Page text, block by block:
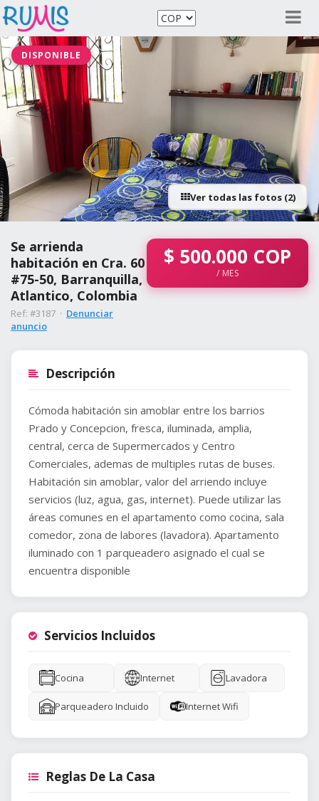
DISPONIBLE
Ver todas las fotos (2)
Se arrienda
habitación en Cra. 60
#75-50, Barranquilla,
Atlantico, Colombia
Ref: #3187 · Denunciar
anuncio
$ 500.000 COP
/ MES
Descripción
Cómoda habitación sin amoblar entre los barrios
Prado y Concepcion, fresca, iluminada, amplia,
central, cerca de Supermercados y Centro
Comerciales, ademas de multiples rutas de buses.
Habitación sin amoblar, valor del arriendo incluye
servicios (luz, agua, gas, internet). Puede utilizar las
áreas comunes en el apartamento como cocina, sala
comedor, zona de labores (lavadora). Apartamento
iluminado con 1 parqueadero asignado el cual se
encuentra disponible
Servicios Incluidos
Cocina Internet Lavadora
Parqueadero Incluido Internet Wifi
Reglas De La Casa